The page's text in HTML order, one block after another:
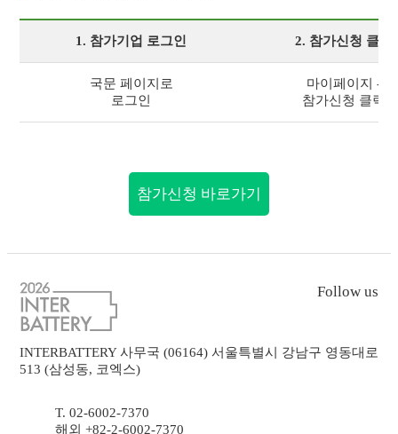
1. 참가기업 로그인 2. 참가신청 클릭
국문 페이지로
로그인
마이페이지 -
참가신청 클릭
참가신청 바로가기
INTERBATTERY 사무국 (06164) 서울특별시 강남구 영동대로
513 (삼성동, 코엑스)
T. 02-6002-7370
해외 +82-2-6002-7370
Follow us